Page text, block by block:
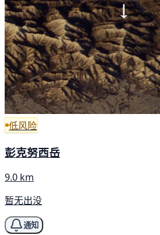
低风险
彭克努西岳
9.0 km
暂无出没
通知